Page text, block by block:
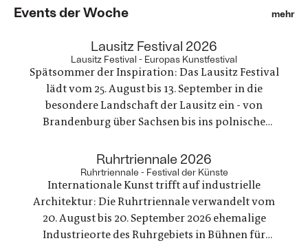
Events der Woche mehr
Lausitz Festival 2026
Lausitz Festival - Europas Kunstfestival
Spätsommer der Inspiration: Das Lausitz Festival
lädt vom 25. August bis 13. September in die
besondere Landschaft der Lausitz ein - von
Brandenburg über Sachsen bis ins polnische
Programm aus Theater, Musik, Literatur,
Bildende Kunst sowie philosophische Debatten
und vergibt einen neuen Preis.
Ruhrtriennale 2026
Ruhrtriennale - Festival der Künste
Internationale Kunst trifft auf industrielle
Architektur: Die Ruhrtriennale verwandelt vom
20. August bis 20. September 2026 ehemalige
Industrieorte des Ruhrgebiets in Bühnen für